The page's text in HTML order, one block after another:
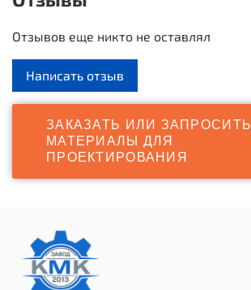
Отзывов еще никто не оставлял
Написать отзыв
ЗАКАЗАТЬ ИЛИ ЗАПРОСИТЬ
МАТЕРИАЛЫ ДЛЯ
ПРОЕКТИРОВАНИЯ